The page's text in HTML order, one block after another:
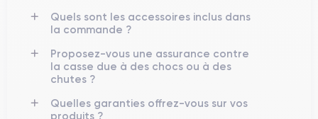
Prise en main
Avec des dimensions de
d’environ167 g, le Galaxy S22 est léger et facile à manipuler.
L’écran plat et les bords fins offrent un confort visuel et tactile
Quels sont les accessoires inclus dans
la commande ?
Proposez-vous une assurance contre
la casse due à des chocs ou à des
chutes ?
Quelles garanties offrez-vous sur vos
produits ?